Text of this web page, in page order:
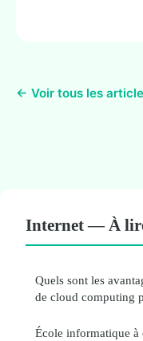
← Voir tous les
Internet — À
Quels sont les
de cloud computing
École informatique à